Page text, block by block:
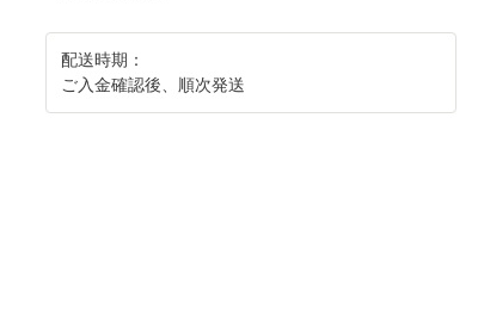
配送時期：
ご入金確認後、順次発送